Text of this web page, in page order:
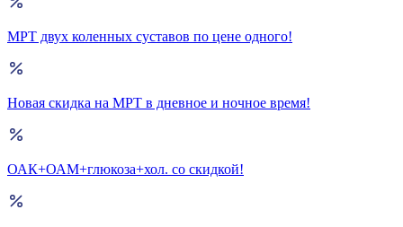
МРТ двух коленных суставов по цене одного!
Новая скидка на МРТ в дневное и ночное время!
ОАК+ОАМ+глюкоза+хол. со скидкой!